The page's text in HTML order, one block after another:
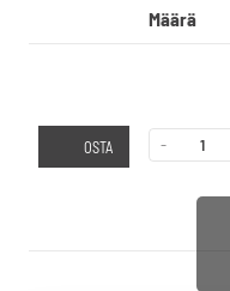
Määrä
OSTA -